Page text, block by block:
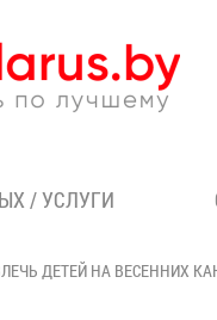
/ УСЛУГИ
ДЕТЕЙ НА ВЕСЕННИХ